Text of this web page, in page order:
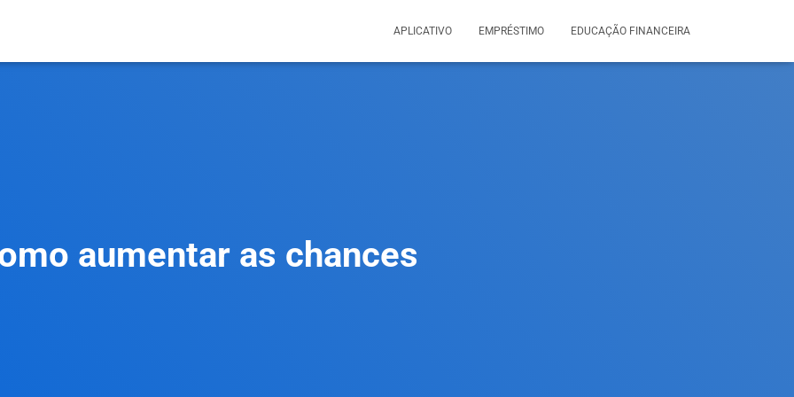
APLICATIVO EMPRÉSTIMO EDUCAÇÃO FINANCEIRA
aumentar as chances